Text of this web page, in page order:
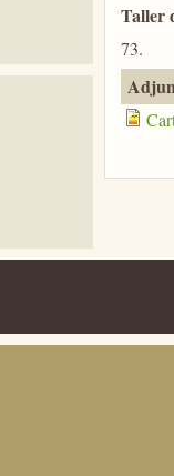
Taller
73.